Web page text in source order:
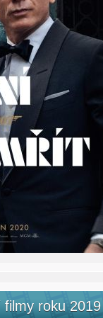
filmy roku 2019